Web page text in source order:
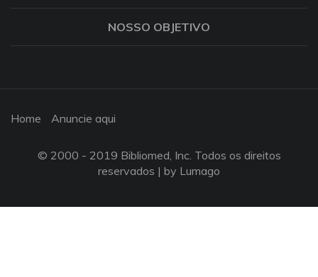
NOSSO OBJETIVO
Home Anuncie aqui
© 2000 - 2019 Bibliomed, Inc. Todos os direitos
reservados | by Lumago